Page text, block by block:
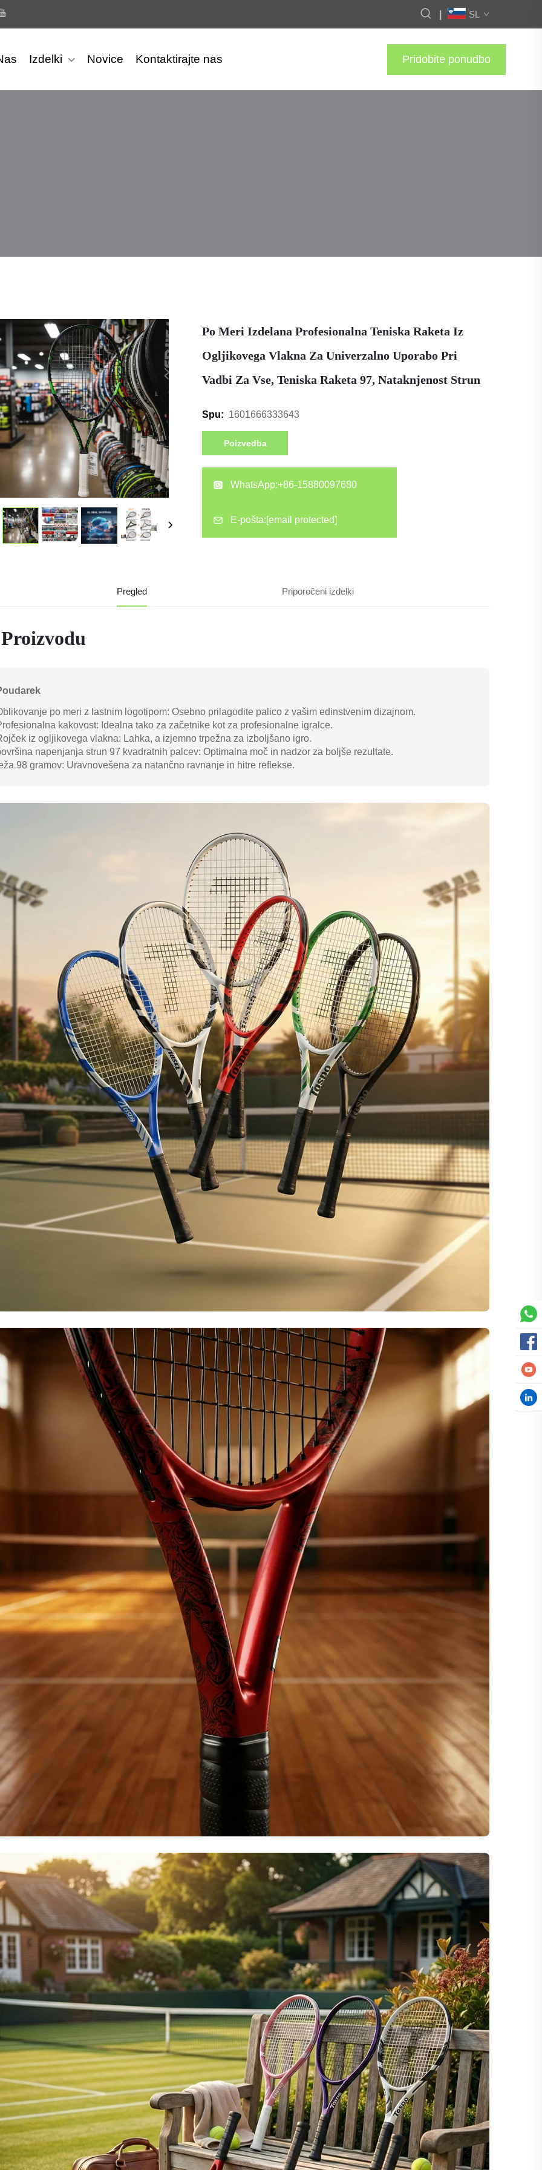
SL
Izdelki Novice Kontaktirajte nas Pridobite ponudbo
Po Meri Izdelana Profesionalna Teniska Raketa Iz
Ogljikovega Vlakna Za Univerzalno Uporabo Pri
Vadbi Za Vse, Teniska Raketa 97, Nataknjenost Strun
Spu: 1601666333643
Poizvedba
WhatsApp:+86-15880097680
E-pošta:[email protected]
Pregled Priporočeni izdelki
po meri z lastnim logotipom: Osebno prilagodite palico z vašim edinstvenim dizajnom.
kakovost: Idealna tako za začetnike kot za profesionalne igralce.
iz ogljikovega vlakna: Lahka, a izjemno trpežna za izboljšano igro.
napenjanja strun 97 kvadratnih palcev: Optimalna moč in nadzor za boljše rezultate.
98 gramov: Uravnovešena za natančno ravnanje in hitre reflekse.